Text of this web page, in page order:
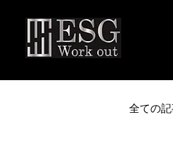
全ての